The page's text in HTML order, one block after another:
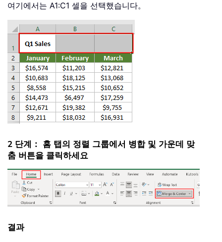
여기에서는 A1:C1 셀을 선택했습니다。
2 단계： 홈 탭의 정렬 그룹에서 병합 및 가운데 맞
춤 버튼을 클릭하세요
결과